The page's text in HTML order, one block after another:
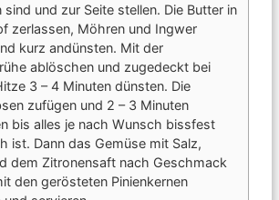
sind und zur Seite stellen. Die Butter in
zerlassen, Möhren und Ingwer
kurz andünsten. Mit der
ablöschen und zugedeckt bei
3 – 4 Minuten dünsten. Die
zufügen und 2 – 3 Minuten
bis alles je nach Wunsch bissfest
ist. Dann das Gemüse mit Salz,
dem Zitronensaft nach Geschmack
den gerösteten Pinienkernen